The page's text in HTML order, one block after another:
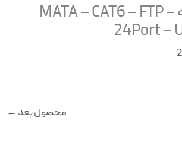
پچ پنل شبکه MATA – CAT6 – FTP –
24Port –
محصول بعد ←